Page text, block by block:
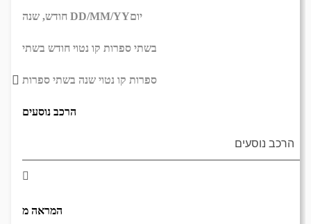
DD/MM/YYיום
בשתי ספרות קו נטוי חודש בשתי
ספרות קו נטוי שנה בשתי ספרות
הרכב נוסעים
המראה מ